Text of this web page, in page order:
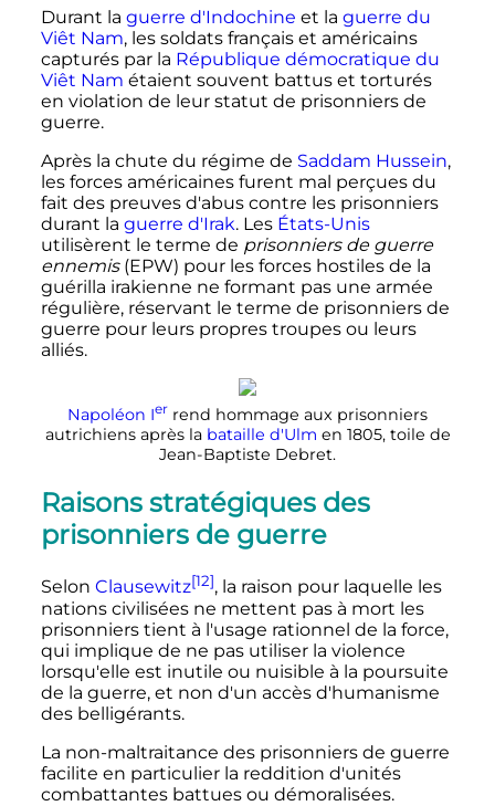
Durant la guerre d'Indochine et la guerre du
Viêt Nam, les soldats français et américains
capturés par la République démocratique du
Viêt Nam étaient souvent battus et torturés
en violation de leur statut de prisonniers de
guerre.
Après la chute du régime de Saddam Hussein,
les forces américaines furent mal perçues du
fait des preuves d'abus contre les prisonniers
durant la guerre d'Irak. Les États-Unis
utilisèrent le terme de prisonniers de guerre
ennemis(EPW) pour les forces hostiles de la
guérilla irakienne ne formant pas une armée
régulière, réservant le terme de prisonniers de
guerre pour leurs propres troupes ou leurs
alliés.
Napoléon Ier rend hommage aux prisonniers
autrichiens après la bataille d'Ulm en 1805, toile de
Jean-Baptiste Debret.
Raisons stratégiques des
prisonniers de guerre
Selon Clausewitz[12], la raison pour laquelle les
nations civilisées ne mettent pas à mort les
prisonniers tient à l'usage rationnel de la force,
qui implique de ne pas utiliser la violence
lorsqu'elle est inutile ou nuisible à la poursuite
de la guerre, et non d'un accès d'humanisme
des belligérants.
La non-maltraitance des prisonniers de guerre
facilite en particulier la reddition d'unités
combattantes battues ou démoralisées.